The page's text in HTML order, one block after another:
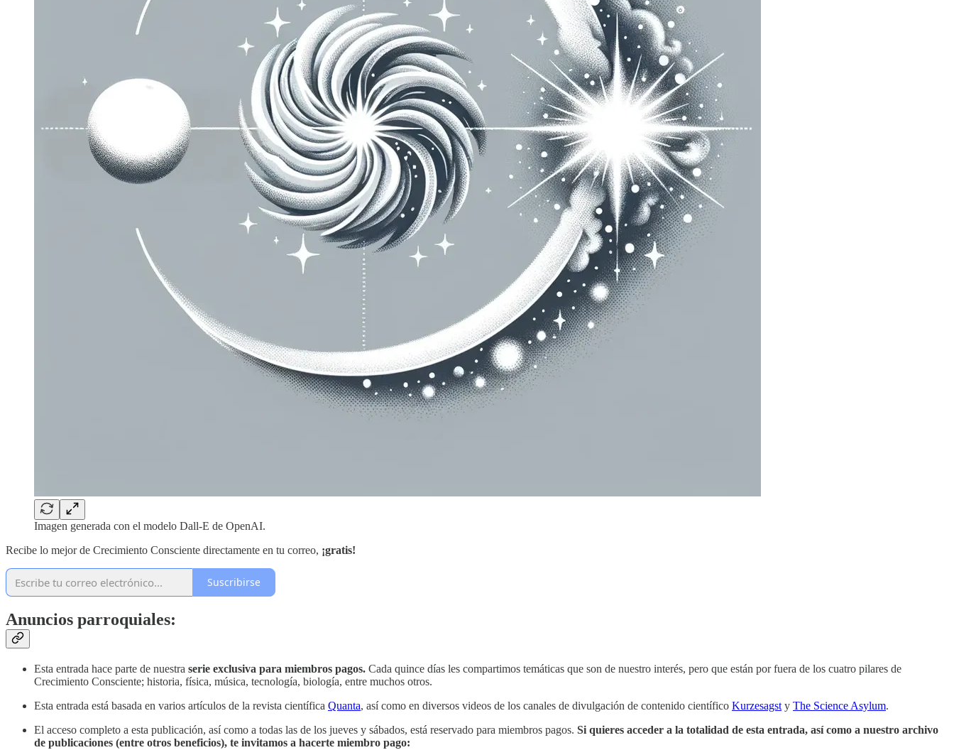
Imagen generada con el modelo Dall-E de OpenAI.
Recibe lo mejor de Crecimiento Consciente directamente en tu correo, ¡gratis!
Suscribirse
Anuncios parroquiales:
Esta entrada hace parte de nuestra serie exclusiva para miembros pagos. Cada quince días les compartimos temáticas que son de nuestro interés, pero que están por fuera de los cuatro pilares de
Crecimiento Consciente; historia, física, música, tecnología, biología, entre muchos otros.
Esta entrada está basada en varios artículos de la revista científica Quanta, así como en diversos videos de los canales de divulgación de contenido científico Kurzesagst y The Science Asylum.
El acceso completo a esta publicación, así como a todas las de los jueves y sábados, está reservado para miembros pagos. Si quieres acceder a la totalidad de esta entrada, así como a nuestro archivo
de publicaciones (entre otros beneficios), te invitamos a hacerte miembro pago: